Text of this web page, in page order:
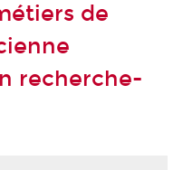
de
recherche-